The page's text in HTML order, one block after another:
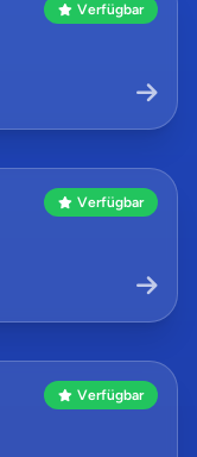
Verfügbar
Verfügbar
Verfügbar